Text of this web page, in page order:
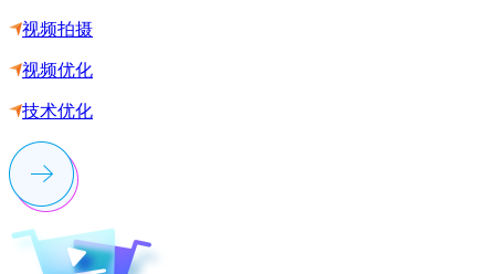
视频拍摄
视频优化
技术优化